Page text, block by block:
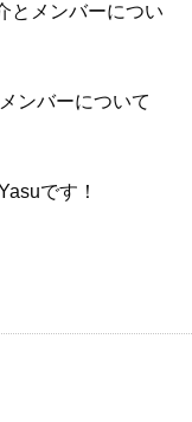
とメンバーについ
ンバーについて
です！